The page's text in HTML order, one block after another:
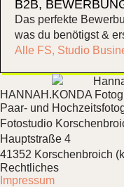
B2B,
Das perfekte
was du benötigst &
Alle FS, Studio
HANNAH.KONDA
Paar- und
Fotostudio
Hauptstraße 4
41352 Korschenbroich
Rechtliches
Impressum